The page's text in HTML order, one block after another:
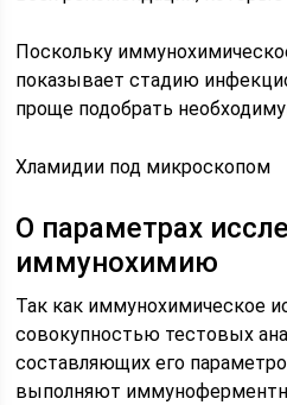
Поскольку
показывает стадию
проще подобрать
Хламидии под микроскопом
О параметрах
иммунохимию
Так как иммунохимическое
совокупностью тестовых
составляющих его
выполняют